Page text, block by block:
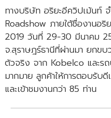
ทางบริษัท อริยะอีควิปเม้นท์
Roadshow ภายใต้ชื่องานอริ
2019 วันที่ 29-30 มีนาคม
จ.สุราษฎร์ธานีที่ผ่านมา ยกข
ตัวจริง จาก Kobelco และร
มากมาย ลูกค้าให้การตอบรับ
และเข้าชมงานกว่า 85 ท่าน